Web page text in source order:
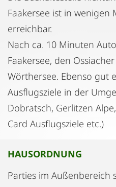
Faakersee ist in wenigen
erreichbar.
Nach ca. 10 Minuten
Faakersee, den
Wörthersee. Ebenso gut
Ausflugsziele in der
Dobratsch, Gerlitzen
Card Ausflugsziele etc.)
HAUSORDNUNG
Parties im Außenbereich